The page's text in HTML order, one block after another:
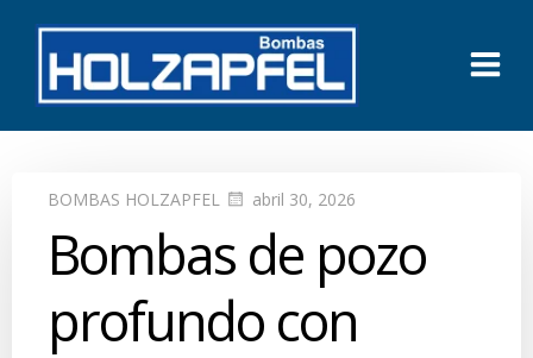
al
contenido
BOMBAS HOLZAPFEL abril 30, 2026
Bombas de pozo
profundo con